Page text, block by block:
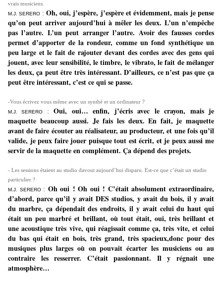
vrais musiciens.
M.J. SERERO : Oh, oui, j’espère, j’espère et évidemment, mais je pense
qu’on peut arriver aujourd’hui à mêler les deux. L’un n’empêche
pas l’autre. L’un peut arranger l’autre. Avoir des fausses cordes
permet d’apporter de la rondeur, comme un fond synthétique un
peu large et le fait de rajouter devant des cordes avec des gens qui
jouent, avec leur sensibilité, le timbre, le vibrato, le fait de mélanger
les deux, ça peut être très intéressant. D’ailleurs, ce n’est pas que ça
peut être intéressant, c’est ce qui se passe.
-Vous écrivez vous même avec un synthé et un ordinateur ?
M.J. SERERO :Oui, oui… enfin, j’écris avec le crayon, mais je
maquette beaucoup aussi. Je fais les deux. En fait, je maquette
avant de faire écouter au réalisateur, au producteur, et une fois qu’il
valide, je peux faire jouer puisque tout est écrit, et je peux aussi me
servir de la maquette en complément. Ça dépend des projets.
- Les sessions étaient au studio davout aujourd’hui disparu. Est-ce que c’était un studio
particulier ?
M.J. SERERO : Oh oui ! Oh oui ! C’était absolument extraordinaire,
d’abord, parce qu’il y avait DES studios, y avait du bois, il y avait
du marbre, ça dépendait des endroits, il y avait celui du haut qui
était un peu marbré et brillant, où tout était, oui, très brillant et
une acoustique très vive, qui réagissait comme ça, très vite, et celui
du bas qui était en bois, très grand, très spacieux,donc pour des
musiques plus larges où on pouvait écarter les musiciens ou au
contraire les resserrer. C’était passionnant. Il y régnait une
atmosphère…